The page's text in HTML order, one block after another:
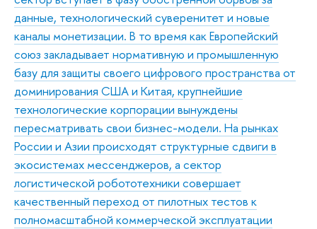
данные, технологический суверенитет и новые
каналы монетизации. В то время как Европейский
союз закладывает нормативную и промышленную
базу для защиты своего цифрового пространства от
доминирования США и Китая, крупнейшие
технологические корпорации вынуждены
пересматривать свои бизнес-модели. На рынках
России и Азии происходят структурные сдвиги в
экосистемах мессенджеров, а сектор
логистической робототехники совершает
качественный переход от пилотных тестов к
полномасштабной коммерческой эксплуатации